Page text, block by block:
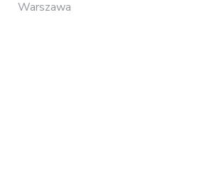
Warszawa